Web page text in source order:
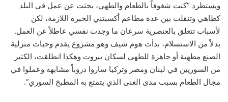
ويستطرد “كنت شغوفاً بالطعام والطهي، بحثت عن عمل في البلد
كطاهي وتنقلت بين عدة مطاعم أكسبتني الخبرة اللازمة، لكن
لأسباب تتعلق بالعنصرية سرعان ما وجدت نفسي عاطلاً عن العمل.
بدلاً من الاستسلام، بدأت هوم شيف وهو مشروع يقدم وجبات منزلية
الصنع مطهية أو جاهزة للطهي لسكان بيروت وهكذا انطلقت، الكثير
من السوريين في لبنان ومصر وتركيا ساروا دروباً مشابهة وعملوا في
مجال الطعام بسبب مدى الغنى الذي يتمتع به المطبخ السوري”.